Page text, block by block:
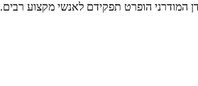
המודרני הופרט תפקידם לאנשי מקצוע רבים.